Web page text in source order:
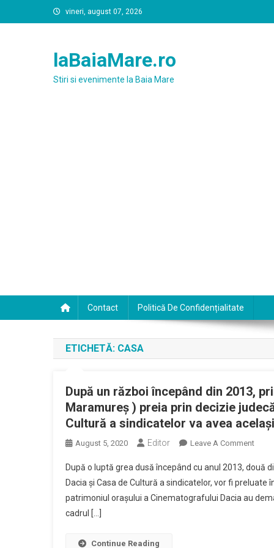
to
vineri, august 07, 2026
laBaiaMare.ro
Stiri si evenimente la Baia Mare
Contact Politică De Confidențialitate
ETICHETĂ: CASA
După un război începând din 2013,
Maramureș ) preia prin decizie
Cultură a sindicatelor va avea
August 5, 2020 Editor Leave A CommentOn
Un
După o luptă grea dusă începând cu anul 2013,
Dacia și Casa de Cultură a sindicatelor, vor fi
patrimoniul orașului a Cinematografului Dacia au
cadrul […]
Continue Reading